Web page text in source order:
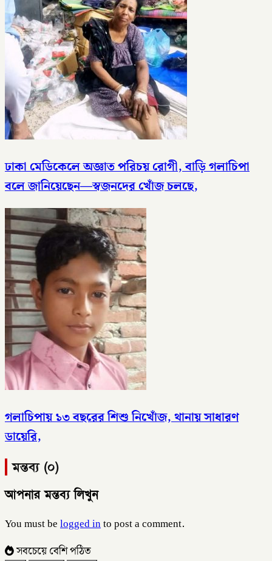
ঢাকা মেডিকেলে অজ্ঞাত পরিচয় রোগী, বাড়ি গলাচিপা
বলে জানিয়েছেন—স্বজনদের খোঁজ চলছে,
গলাচিপায় ১৩ বছরের শিশু নিখোঁজ, থানায় সাধারণ
ডায়েরি,
মন্তব্য (০)
আপনার মন্তব্য লিখুন
You must belogged into post a comment.
সবচেয়ে বেশি পঠিত